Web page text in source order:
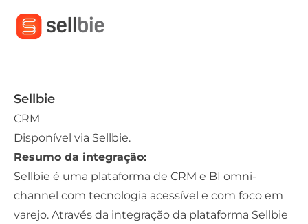
Sellbie
CRM
Disponível via Sellbie.
Resumo da integração:
Sellbie é uma plataforma de CRM e BI omni-
channel com tecnologia acessível e com foco em
varejo. Através da integração da plataforma Sellbie